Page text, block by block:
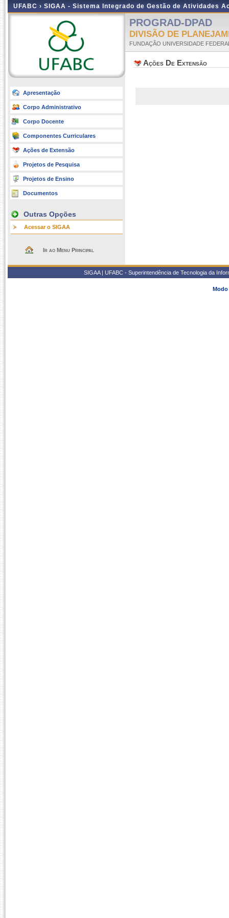
UFABC › SIGAA - Sistema Integrado de Gestão de Atividades
Apresentação
Corpo Administrativo
Corpo Docente
Componentes Curriculares
Ações de Extensão
Projetos de Pesquisa
Projetos de Ensino
Documentos
Outras Opções
Acessar o SIGAA
Ir ao Menu Principal
PROGRAD-DPAD
DIVISÃO DE
FUNDAÇÃO UNIVERSIDADE
Ações De Extensão
SIGAA | UFABC - Superintendência de Tecnologia da
Modo